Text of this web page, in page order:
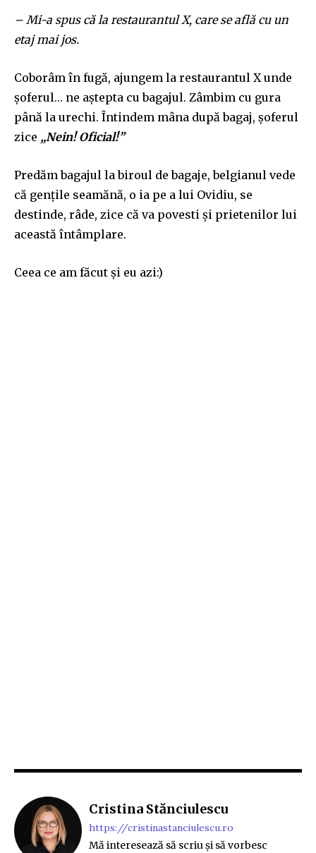
– Mi-a spus că la restaurantul X, care se află cu un
etaj mai jos.
Coborâm în fugă, ajungem la restaurantul X unde
șoferul… ne aștepta cu bagajul. Zâmbim cu gura
până la urechi. Întindem mâna după bagaj, șoferul
zice „Nein! Oficial!”
Predăm bagajul la biroul de bagaje, belgianul vede
că gențile seamănă, o ia pe a lui Ovidiu, se
destinde, râde, zice că va povesti și prietenilor lui
această întâmplare.
Ceea ce am făcut și eu azi:)
Cristina Stănciulescu
https://cristinastanciulescu.ro
Mă interesează să scriu și să vorbesc